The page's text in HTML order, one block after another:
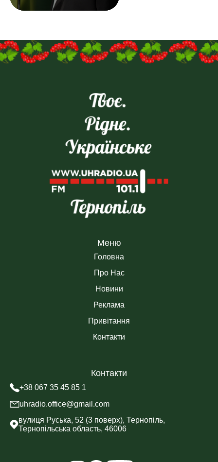
продажах — плюс.
пошту:uhreklama1@gmail.com
Меню
Головна
Про Нас
Новини
Реклама
Привітання
Контакти
Контакти
+38 067 35 45 85 1
uhradio.office@gmail.com
вулиця Руська, 52 (3 поверх), Тернопіль,
Тернопільська область, 46006